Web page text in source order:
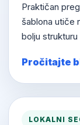
Praktičan
šablona utiče
bolju strukturu
Pročitajte
LOKALNI